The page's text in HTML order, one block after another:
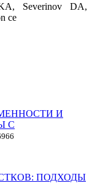
Severinov DA,
ce
И
С
ПОДХОДЫ